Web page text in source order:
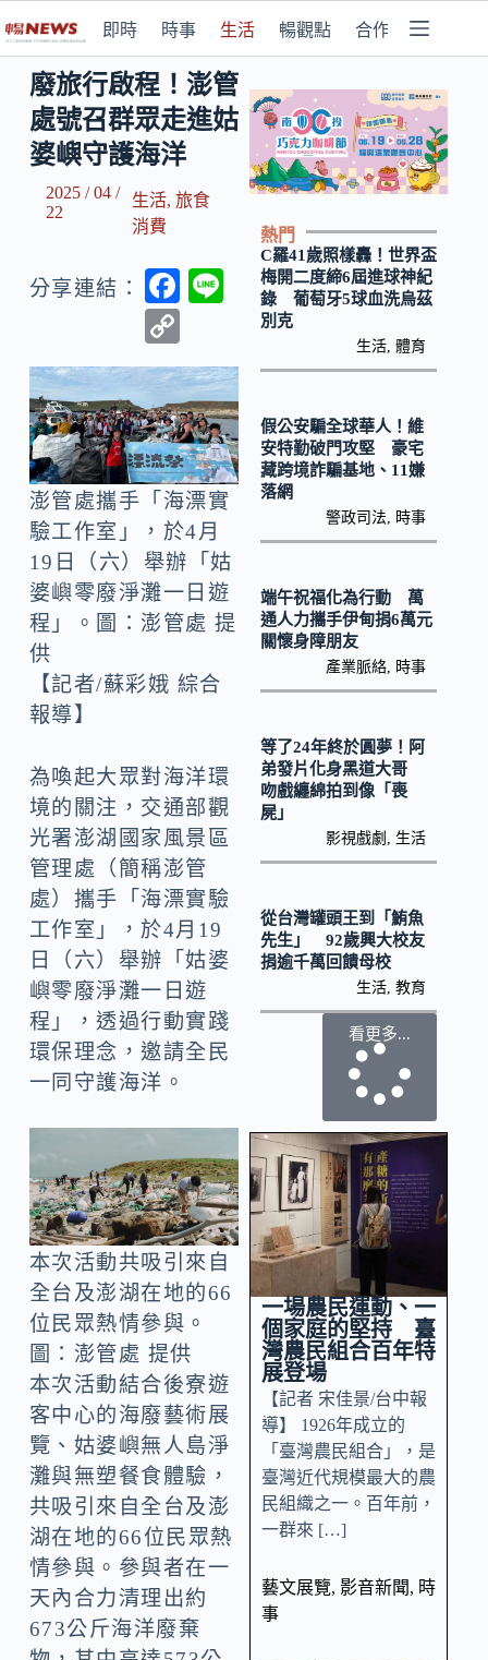
即時 時事 生活 暢觀點 合作媒體
廢旅行啟程！澎管
處號召群眾走進姑
婆嶼守護海洋
2025 / 04 /
22
生活, 旅食
消費
分享連結：
F
b
o
o
k
o
p
y
Li
n
k
澎管處攜手「海漂實
驗工作室」，於4月
19日（六）舉辦「姑
婆嶼零廢淨灘一日遊
程」。圖：澎管處 提
供
【記者/蘇彩娥 綜合
報導】
為喚起大眾對海洋環
境的關注，交通部觀
光署澎湖國家風景區
管理處（簡稱澎管
處）攜手「海漂實驗
工作室」，於4月19
日（六）舉辦「姑婆
嶼零廢淨灘一日遊
程」，透過行動實踐
環保理念，邀請全民
一同守護海洋。
本次活動共吸引來自
全台及澎湖在地的66
位民眾熱情參與。
圖：澎管處 提供
本次活動結合後寮遊
客中心的海廢藝術展
覽、姑婆嶼無人島淨
灘與無塑餐食體驗，
共吸引來自全台及澎
湖在地的66位民眾熱
情參與。參與者在一
天內合力清理出約
673公斤海洋廢棄
熱門
C羅41歲照樣轟！世界盃
梅開二度締6屆進球神紀
錄 葡萄牙5球血洗烏茲
別克
生活 ,體育
假公安騙全球華人！維
安特勤破門攻堅 豪宅
藏跨境詐騙基地、11嫌
落網
警政司法 時事
端午祝福化為行動 萬
通人力攜手伊甸捐6萬元
關懷身障朋友
產業脈絡 時事
等了24年終於圓夢！阿
弟發片化身黑道大哥
吻戲纏綿拍到像「喪
屍」
影視戲劇 生活
從台灣罐頭王到「鮪魚
先生」 92歲興大校友
捐逾千萬回饋母校
生活 ,教育
看更多...
一場農民運動、一
個家庭的堅持 臺
灣農民組合百年特
展登場
【記者 宋佳景/台中報
導】 1926年成立的
「臺灣農民組合」，是
臺灣近代規模最大的農
民組織之一。百年前，
一群來 […]
藝文展覽, 影音新聞, 時
事